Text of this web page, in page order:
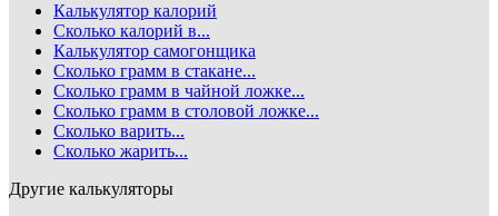
Калькулятор калорий
Сколько калорий в...
Калькулятор самогонщика
Сколько грамм в стакане...
Сколько грамм в чайной ложке...
Сколько грамм в столовой ложке...
Сколько варить...
Сколько жарить...
Другие калькуляторы